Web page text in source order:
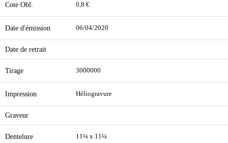
Cote Obl. 0,8 €
Date d'émission 06/04/2020
Date de retrait
Tirage 3000000
Impression Héliogravure
Graveur
Dentelure 11¼ x 11¼